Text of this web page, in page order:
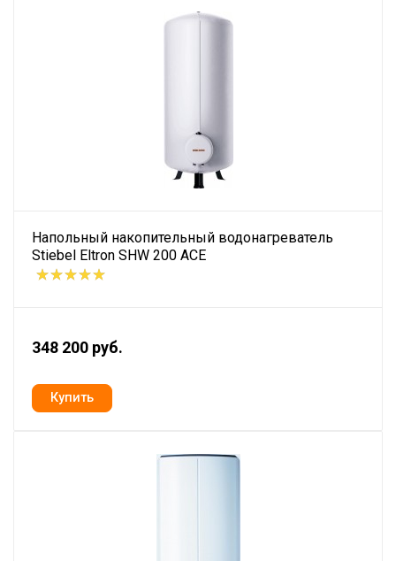
Напольный накопительный водонагреватель
Stiebel Eltron SHW 200 ACE
348 200 руб.